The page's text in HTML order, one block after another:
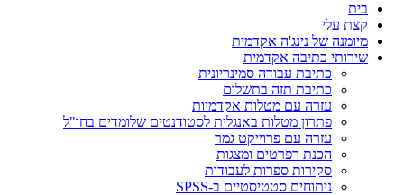
בית
קצת עלי
מיומנה של נינג'ה אקדמית
שירותי כתיבה אקדמית
כתיבת עבודה סמינריונית
כתיבת תזה בתשלום
עזרה עם מטלות אקדמיות
פתרון מטלות באנגלית לסטודנטים שלומדים בחו"ל
עזרה עם פרוייקט גמר
הכנת רפרטים ומצגות
סקירות ספרות לעבודות
ניתוחים סטטיסטיים ב-SPSS